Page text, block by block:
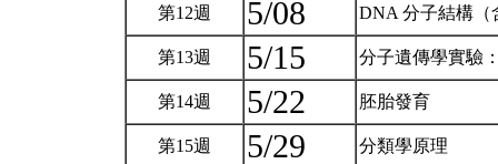
第12週 5/08 DNA 分子結構
第13週 5/15 分子遺傳學實驗
第14週 5/22 胚胎發育
第15週 5/29 分類學原理